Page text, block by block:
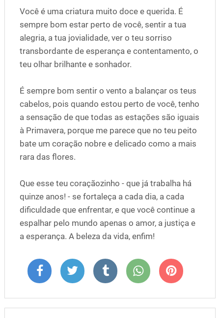
Você é uma criatura muito doce e querida. É
sempre bom estar perto de você, sentir a tua
alegria, a tua jovialidade, ver o teu sorriso
transbordante de esperança e contentamento, o
teu olhar brilhante e sonhador.
É sempre bom sentir o vento a balançar os teus
cabelos, pois quando estou perto de você, tenho
a sensação de que todas as estações são iguais
à Primavera, porque me parece que no teu peito
bate um coração nobre e delicado como a mais
rara das flores.
Que esse teu coraçãozinho - que já trabalha há
quinze anos! - se fortaleça a cada dia, a cada
dificuldade que enfrentar, e que você continue a
espalhar pelo mundo apenas o amor, a justiça e
a esperança. A beleza da vida, enfim!